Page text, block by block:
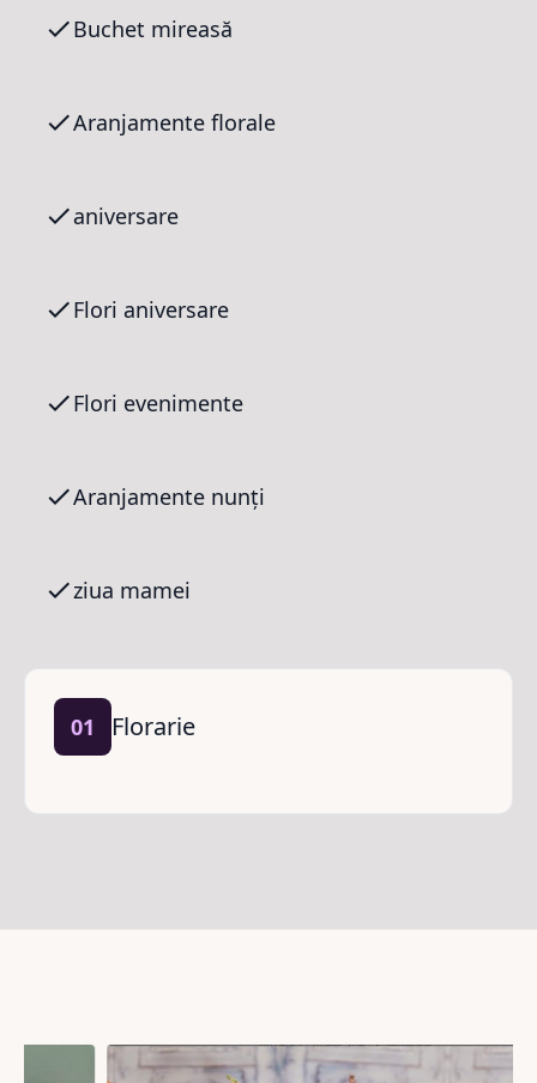
Buchet mireasă
Aranjamente florale
aniversare
Flori aniversare
Flori evenimente
Aranjamente nunți
ziua mamei
01 Florarie